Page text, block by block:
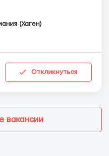
(Хаген)
Откликнуться
вакансии